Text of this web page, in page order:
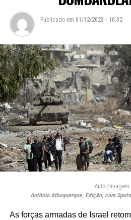
Publicado em 01/12/2023 - 10:32
Autor/Imagem:
Antônio Albuquerque, Edição, com
As forças armadas de Israel